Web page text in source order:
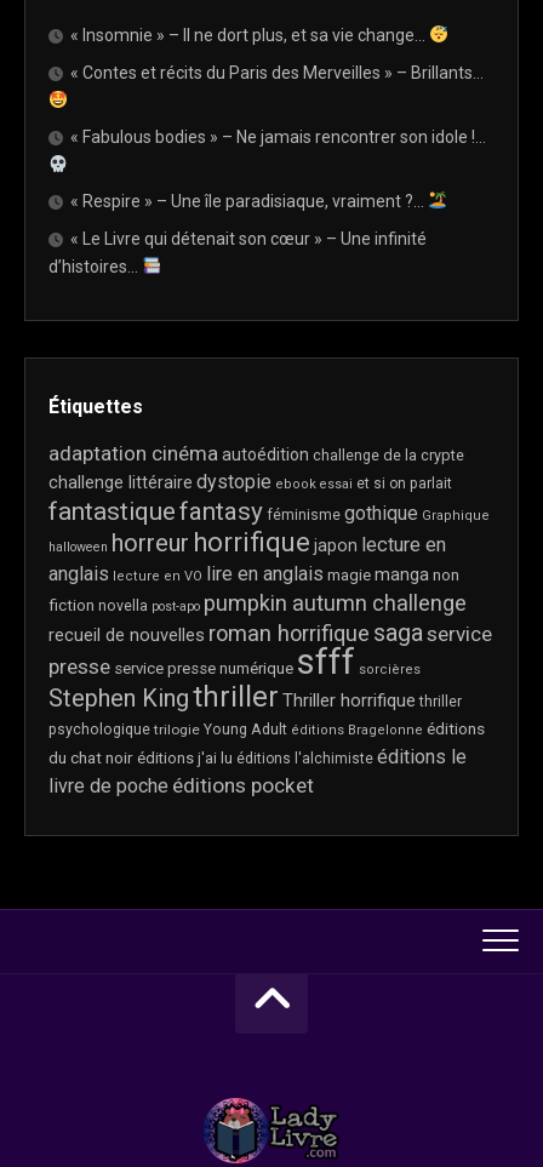
« Insomnie » – Il ne dort plus, et sa vie change…
« Contes et récits du Paris des Merveilles » – Brillants…
« Fabulous bodies » – Ne jamais rencontrer son idole !…
« Respire » – Une île paradisiaque, vraiment ?…
« Le Livre qui détenait son cœur » – Une infinité
d’histoires…
Étiquettes
adaptation cinémaautoédition challenge de la crypte
challenge littéraire dystopie ebook essai et si on parlait
fantastiquefantasy féminisme gothique Graphique
halloween horreur horrifique japon lecture en
anglais lecture en VO lire en anglais magie manga non
fiction novella post-apo pumpkin autumn challenge
recueil de nouvelles roman horrifique sagaservice
presse service presse numérique sfff sorcières
Stephen Kingthriller Thriller horrifique thriller
psychologique trilogie Young Adult éditions Bragelonne éditions
du chat noir éditions j'ai lu éditions l'alchimiste éditions le
livre de poche éditions pocket